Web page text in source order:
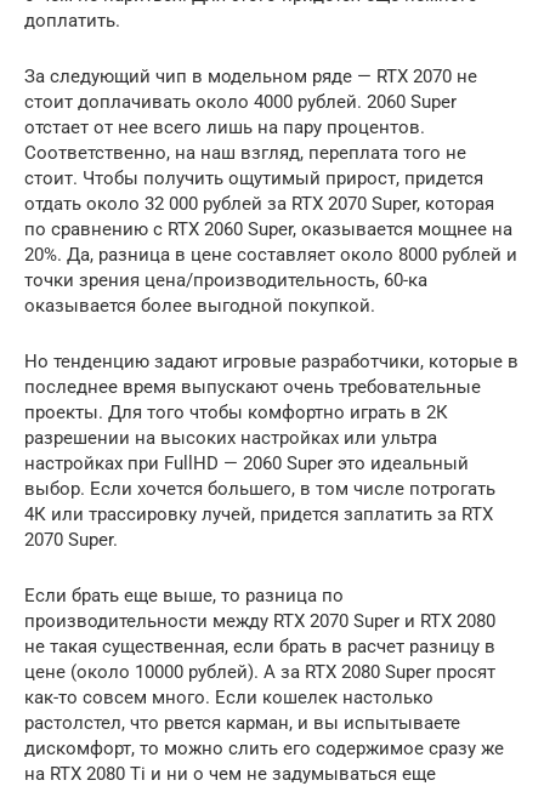
доплатить.
За следующий чип в модельном ряде — RTX 2070 не
стоит доплачивать около 4000 рублей. 2060 Super
отстает от нее всего лишь на пару процентов.
Соответственно, на наш взгляд, переплата того не
стоит. Чтобы получить ощутимый прирост, придется
отдать около 32 000 рублей за RTX 2070 Super, которая
по сравнению с RTX 2060 Super, оказывается мощнее на
20%. Да, разница в цене составляет около 8000 рублей и
точки зрения цена/производительность, 60-ка
оказывается более выгодной покупкой.
Но тенденцию задают игровые разработчики, которые в
последнее время выпускают очень требовательные
проекты. Для того чтобы комфортно играть в 2К
разрешении на высоких настройках или ультра
настройках при FullHD — 2060 Super это идеальный
выбор. Если хочется большего, в том числе потрогать
4К или трассировку лучей, придется заплатить за RTX
2070 Super.
Если брать еще выше, то разница по
производительности между RTX 2070 Super и RTX 2080
не такая существенная, если брать в расчет разницу в
цене (около 10000 рублей). А за RTX 2080 Super просят
как-то совсем много. Если кошелек настолько
растолстел, что рвется карман, и вы испытываете
дискомфорт, то можно слить его содержимое сразу же
на RTX 2080 Ti и ни о чем не задумываться еще